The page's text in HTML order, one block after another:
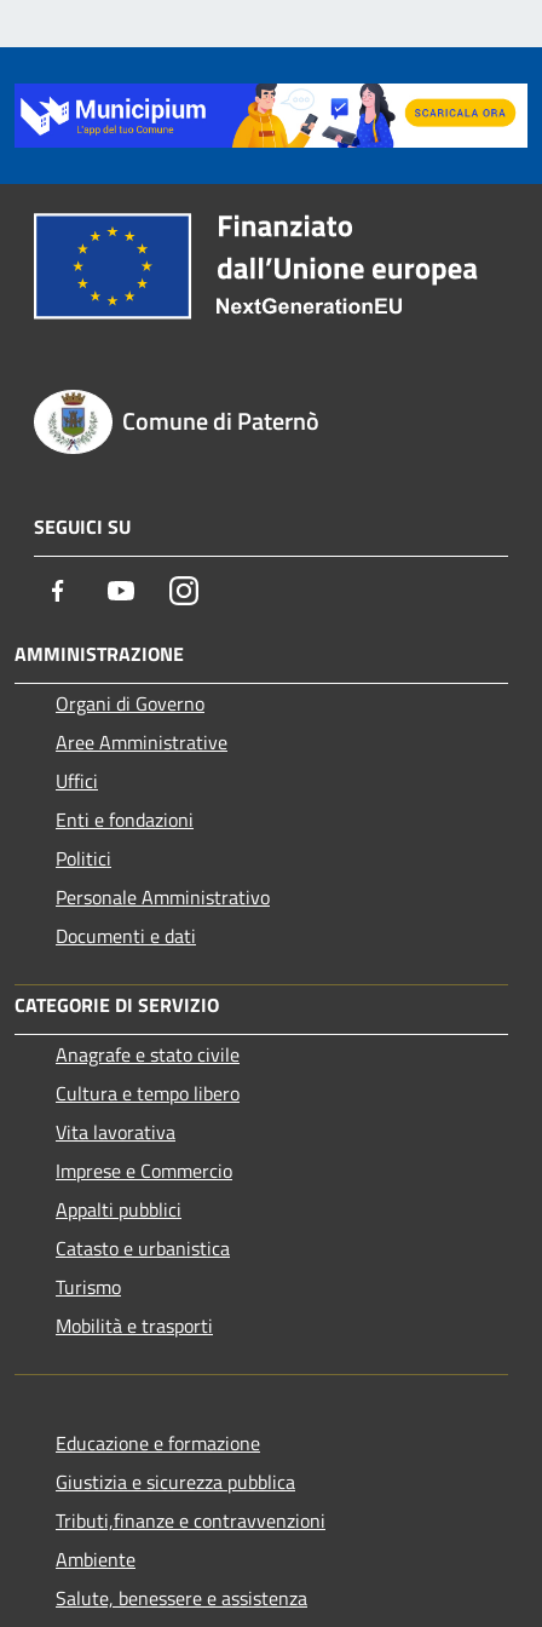
Comune di Paternò
SEGUICI SU
Facebook YoutubeInstagram
AMMINISTRAZIONE
Organi di Governo
Aree Amministrative
Uffici
Enti e fondazioni
Politici
Personale Amministrativo
Documenti e dati
CATEGORIE DI SERVIZIO
Anagrafe e stato civile
Cultura e tempo libero
Vita lavorativa
Imprese e Commercio
Appalti pubblici
Catasto e urbanistica
Turismo
Mobilità e trasporti
Educazione e formazione
Giustizia e sicurezza pubblica
Tributi,finanze e contravvenzioni
Ambiente
Salute, benessere e assistenza